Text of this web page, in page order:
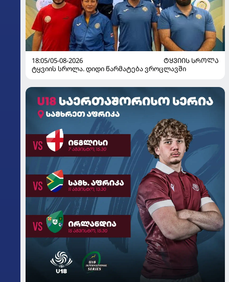
18:05/05-08-2026
ᲢᲧᲕᲘᲘᲡ ᲡᲠᲝᲚᲐ
ტყვიის სროლა. დიდი წარმატება ვროცლავში